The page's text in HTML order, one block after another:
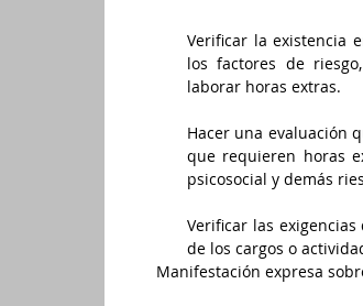
Verificar la existencia
los factores de
laborar horas extras.
Hacer una evaluación
que requieren horas
psicosocial y demás
Verificar las
de los cargos o
Manifestación expresa